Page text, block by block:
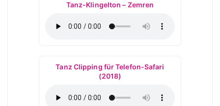
Tanz-Klingelton – Zemren
Tanz Clipping für Telefon-Safari
(2018)